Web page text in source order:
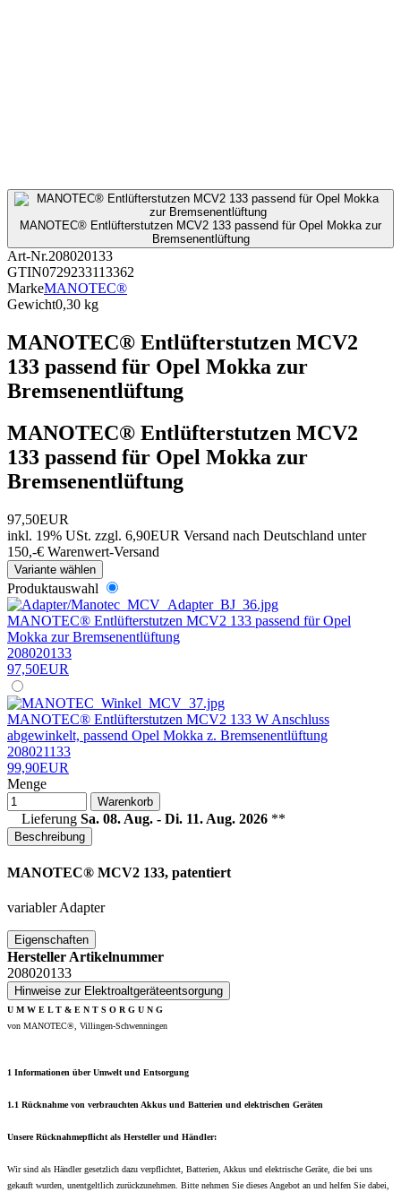
MANOTEC® Entlüfterstutzen MCV2 133 passend für Opel Mokka zur
Bremsenentlüftung
Art-Nr.208020133
GTIN0729233113362
MarkeMANOTEC®
Gewicht0,30 kg
MANOTEC® Entlüfterstutzen MCV2
133 passend für Opel Mokka zur
Bremsenentlüftung
MANOTEC® Entlüfterstutzen MCV2
133 passend für Opel Mokka zur
Bremsenentlüftung
97,50EUR
inkl. 19% USt. zzgl. 6,90EUR Versand nach Deutschland unter
150,-€ Warenwert-Versand
Variante wählen
Produktauswahl
MANOTEC® Entlüfterstutzen MCV2 133 passend für Opel
Mokka zur Bremsenentlüftung
208020133
97,50EUR
MANOTEC® Entlüfterstutzen MCV2 133 W Anschluss
abgewinkelt, passend Opel Mokka z. Bremsenentlüftung
208021133
99,90EUR
Menge
Warenkorb
Lieferung Sa. 08. Aug. - Di. 11. Aug. 2026 **
Beschreibung
MANOTEC® MCV2 133, patentiert
variabler Adapter
Eigenschaften
Hersteller Artikelnummer
208020133
Hinweise zur Elektroaltgeräteentsorgung
U M W E L T & E N T S O R G U N G
von MANOTEC®, Villingen-Schwenningen
1 Informationen über Umwelt und Entsorgung
1.1 Rücknahme von verbrauchten Akkus und Batterien und elektrischen Geräten
Unsere Rücknahmepflicht als Hersteller und Händler:
Wir sind als Händler gesetzlich dazu verpflichtet, Batterien, Akkus und elektrische Geräte, die bei uns
gekauft wurden, unentgeltlich zurückzunehmen. Bitte nehmen Sie dieses Angebot an und helfen Sie dabei,